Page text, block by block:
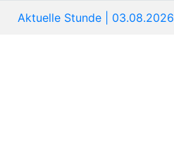
Aktuelle Stunde | 03.08.2026